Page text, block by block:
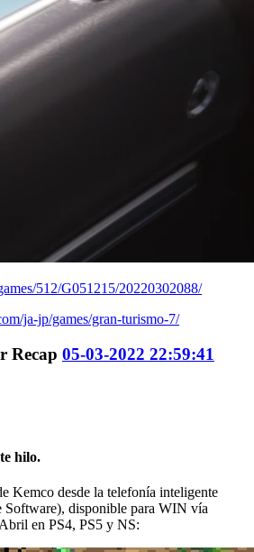
512/G051215/20220302088/
ja-jp/games/gran-turismo-7/
Recap 05-03-2022 22:59:41
hilo.
Kemco desde la telefonía inteligente
Software), disponible para WIN vía
en PS4, PS5 y NS: